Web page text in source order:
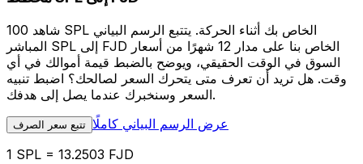
شاهد 100 SPL الخاص بك أثناء الحركة. يتتبع الرسم البياني
المباشر SPL إلى FJD الخاص بنا على مدار 12 شهرًا من أسعار
السوق في الوقت الحقيقي، ويوضح بالضبط قيمة أموالك في أي
وقت. هل تريد أن تعرف متى يتحرك السعر لصالحك؟ اضبط تنبيه
السعر وسنخبرك عندما يصل إلى هدفك.
تتبع سعر الصرف عرض الرسم البياني كاملًا
1 SPL = 13.2503 FJD